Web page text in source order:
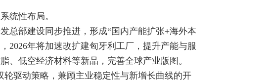
统性布局。
部建设同步推进，形成“国内产能扩张+海外本
2026年将加速改扩建匈牙利工厂，提升产能与服
、低空经济材料等新品，完善全球产业版图。
驱动策略，兼顾主业稳定性与新增长曲线的开